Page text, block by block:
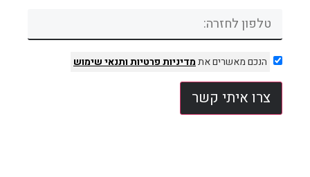
הנכם מאשרים אתמדיניות פרטיותותנאי שימוש
צרו איתי קשר